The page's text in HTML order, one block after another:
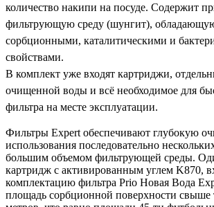
количество накипи на посуде. Содержит
фильтрующую среду (шунгит),
сорбционными, каталитическими и
свойствами.
В комплект уже входят картриджи,
очищенной воды и всё необходимое для
фильтра на месте эксплуатации.
Фильтры Expert обеспечивают глубокую
использования последовательно
большим объемом фильтрующей среды.
картридж с активированным углем K870,
комплектацию фильтра Prio Новая Вода
площадь сорбционной поверхности свыше